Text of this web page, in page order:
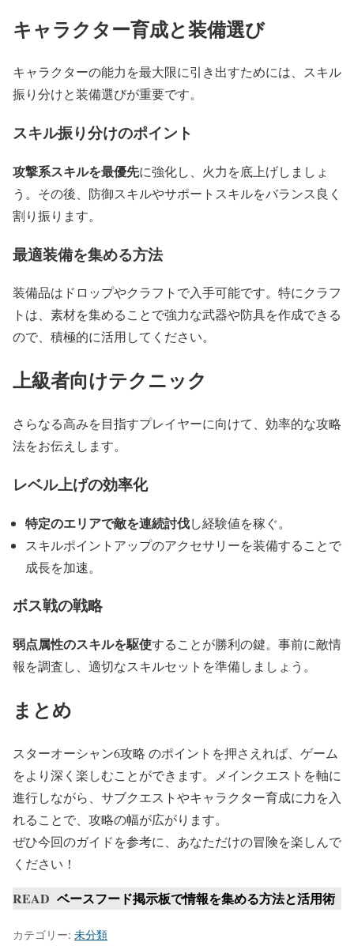
キャラクター育成と装備選び
キャラクターの能力を最大限に引き出すためには、スキル
振り分けと装備選びが重要です。
スキル振り分けのポイント
攻撃系スキルを最優先に強化し、火力を底上げしましょ
う。その後、防御スキルやサポートスキルをバランス良く
割り振ります。
最適装備を集める方法
装備品はドロップやクラフトで入手可能です。特にクラフ
トは、素材を集めることで強力な武器や防具を作成できる
ので、積極的に活用してください。
上級者向けテクニック
さらなる高みを目指すプレイヤーに向けて、効率的な攻略
法をお伝えします。
レベル上げの効率化
特定のエリアで敵を連続討伐し経験値を稼ぐ。
スキルポイントアップのアクセサリーを装備することで
成長を加速。
ボス戦の戦略
弱点属性のスキルを駆使することが勝利の鍵。事前に敵情
報を調査し、適切なスキルセットを準備しましょう。
まとめ
スターオーシャン6攻略 のポイントを押さえれば、ゲーム
をより深く楽しむことができます。メインクエストを軸に
進行しながら、サブクエストやキャラクター育成に力を入
れることで、攻略の幅が広がります。
ぜひ今回のガイドを参考に、あなただけの冒険を楽しんで
ください！
READ ベースフード掲示板で情報を集める方法と活用術
カテゴリー: 未分類